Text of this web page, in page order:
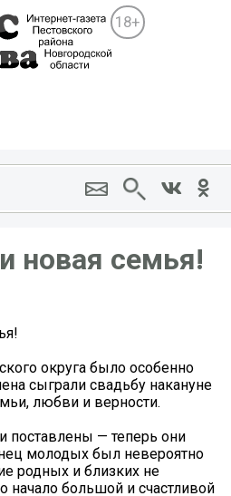
18+
новая семья!
округа было особенно
сыграли свадьбу накануне
любви и верности.
поставлены — теперь они
молодых был невероятно
родных и близких не
начало большой и счастливой